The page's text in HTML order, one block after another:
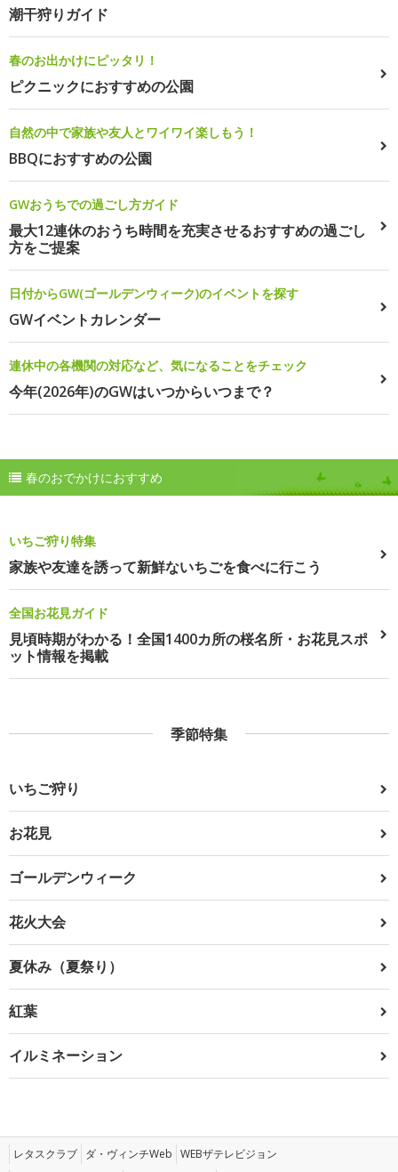
潮干狩りガイド
春のお出かけにピッタリ！
ピクニックにおすすめの公園
自然の中で家族や友人とワイワイ楽しもう！
BBQにおすすめの公園
GWおうちでの過ごし方ガイド
最大12連休のおうち時間を充実させるおすすめの過ごし
方をご提案
日付からGW(ゴールデンウィーク)のイベントを探す
GWイベントカレンダー
連休中の各機関の対応など、気になることをチェック
今年(2026年)のGWはいつからいつまで？
春のおでかけにおすすめ
いちご狩り特集
家族や友達を誘って新鮮ないちごを食べに行こう
全国お花見ガイド
見頃時期がわかる！全国1400カ所の桜名所・お花見スポ
ット情報を掲載
季節特集
いちご狩り
お花見
ゴールデンウィーク
花火大会
夏休み（夏祭り）
紅葉
イルミネーション
レタスクラブ ダ・ヴィンチWeb WEBザテレビジョン